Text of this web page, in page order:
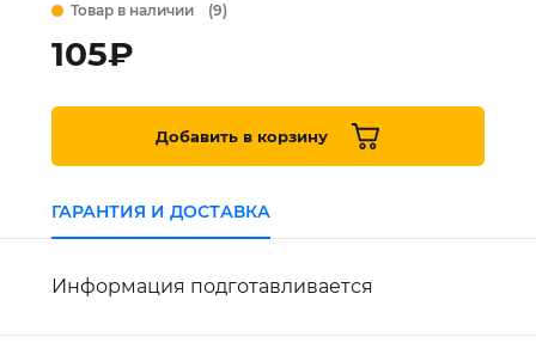
Товар в наличии (9)
105₽
Добавить в корзину
ГАРАНТИЯ И ДОСТАВКА
Информация подготавливается